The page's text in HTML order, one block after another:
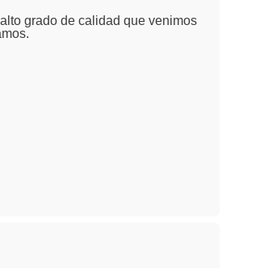
grado de calidad que venimos